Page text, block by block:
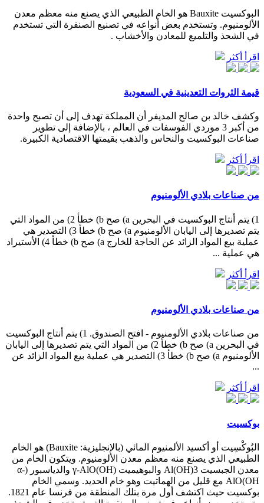
البوكسيت Bauxite هو الخام الطبيعي الذي يصنع منه معظم معدن
الألومنيوم. وتستخدم بعض أنواعه في تصنيع الصنفرة التي تستخدم
في الشحذ والتلميع للمعادن والأخشاب .
اقرأ أكثر
قيمة الثروات التعدينية في السعودية
وكشف خالد بن صالح المديفر أن المملكة تهدف إلى أن تصبح واحدة
من أكبر 3 موردي الفوسفات في العالم ، بالإضافة إلى تطوير
صناعات البوكسيت والنحاس والذهب بقيمتها الاقتصادية الكبيرة.
اقرأ أكثر
من صناعات بلادي الألومنيوم
1) يتم أنتاج البوكسيت في البحرين a) صح b) خطأ 2) من المواد التي
يتم تصديرها إلى اليابان الألومنيوم a) صح b) خطأ 3) التصدير هي
عملية بيع المواد الزائد عن الحاجة للخارج a) صح b) خطأ 4) الأستيراد
هي عملية ...
اقرأ أكثر
من صناعات بلادي الألومنيوم
من صناعات بلادي الألومنيوم - افتح الصندوق. 1) يتم أنتاج البوكسيت
في البحرين a) صح b) خطأ 2) من المواد التي يتم تصديرها إلى اليابان
الألومنيوم a) صح b) خطأ 3) التصدير هي عملية بيع المواد الزائد عن
...
اقرأ أكثر
بوكسيت
البُوكْسِيت أو أكسيد الألمنيوم المائي (بالإنجليزية: Bauxite)‏ هو الخام
الطبيعي الذي يصنع منه معظم معدن الألومنيوم. ويتكون الخام من
معدن الجبسيت Al(OH)3 والبوهيميت (γ-AlO(OH والدياسبور (α-
AlO(OH مع قليل من الهماتيت وهو خام الحديد. وسمي الخام
بوكسيت حيث اكتشف أول مرة بتلك المنطقة من فرنسا عام 1821.